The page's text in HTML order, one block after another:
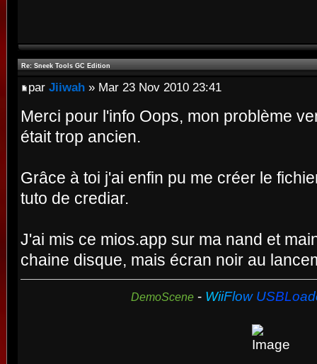
Re: Sneek Tools GC Edition
par Jiiwah » Mar 23 Nov 2010 23:41
Merci pour l'info Oops, mon problème
était trop ancien.
Grâce à toi j'ai enfin pu me créer le
tuto de crediar.
J'ai mis ce mios.app sur ma nand et
chaine disque, mais écran noir au
DemoScene - WiiFlow USBLoad